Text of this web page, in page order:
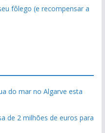
fôlego (e recompensar a
do mar no Algarve esta
de 2 milhões de euros para